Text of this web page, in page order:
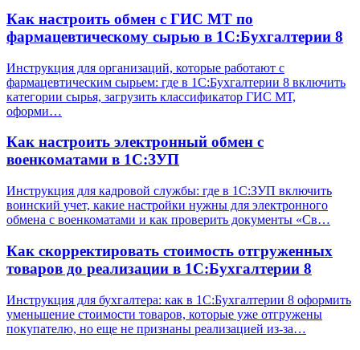
Как настроить обмен с ГИС МТ по
фармацевтическому сырью в 1С:Бухгалтерии 8
Инструкция для организаций, которые работают с
фармацевтическим сырьем: где в 1С:Бухгалтерии 8 включить
категории сырья, загрузить классификатор ГИС МТ,
оформи…
Как настроить электронный обмен с
военкоматами в 1С:ЗУП
Инструкция для кадровой службы: где в 1С:ЗУП включить
воинский учет, какие настройки нужны для электронного
обмена с военкоматами и как проверить документы «Св…
Как скорректировать стоимость отгруженных
товаров до реализации в 1С:Бухгалтерии 8
Инструкция для бухгалтера: как в 1С:Бухгалтерии 8 оформить
уменьшение стоимости товаров, которые уже отгружены
покупателю, но еще не признаны реализацией из-за…